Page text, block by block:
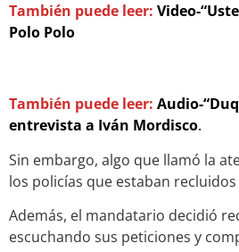
También puede leer: Video-
Polo Polo
También puede leer: Audio-
entrevista a Iván Mordisco.
Sin embargo, algo que llamó la
los policías que estaban
Además, el mandatario decidió
escuchando sus peticiones y